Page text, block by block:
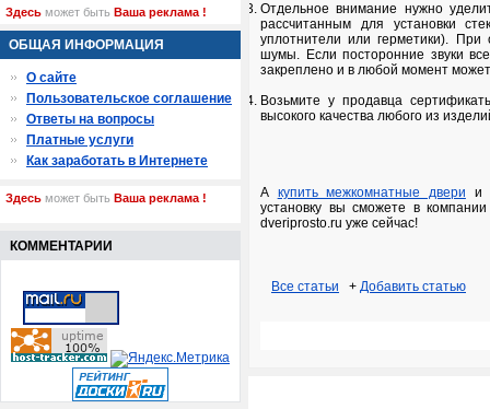
Отдельное внимание нужно
рассчитанным для установки
уплотнители или герметики).
шумы. Если посторонние звуки
закреплено и в любой момент
Возьмите у продавца
высокого качества любого из
А купить межкомнатные двери и
установку вы сможете в
dveriprosto.ru уже сейчас!
Все статьи + Добавить статью
Здесь может быть Ваша реклама !
ОБЩАЯ ИНФОРМАЦИЯ
О сайте
Пользовательское соглашение
Ответы на вопросы
Платные услуги
Как заработать в Интернете
Здесь может быть Ваша реклама !
КОММЕНТАРИИ